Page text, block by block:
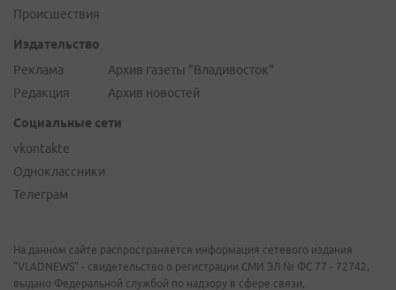
Происшествия
Издательство
Реклама
Редакция
Архив газеты "Владивосток"
Архив новостей
Социальные сети
vkontakte
Одноклассники
Телеграм
На данном сайте распространяется информация сетевого издания
"VLADNEWS" - свидетельство о регистрации СМИ ЭЛ № ФС 77 - 72742,
выдано Федеральной службой по надзору в сфере связи,